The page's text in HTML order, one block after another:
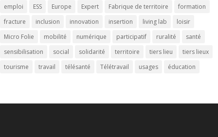
emploi
ESS Europe Expert Fabrique de territoire
formation
fracture
inclusion innovation insertion living lab
loisir
Micro Folie
mobilité numérique participatif ruralité
santé
sensibilisation
social solidarité territoire tiers lieu
tiers lieux
tourisme
travail télésanté Télétravail usages éducation